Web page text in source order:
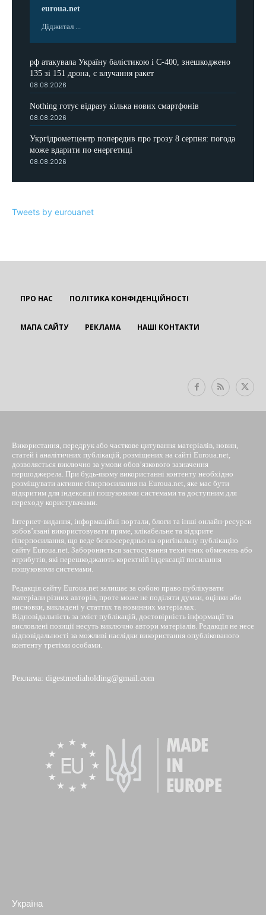
euroua.net
Діджитал ...
рф атакувала Україну балістикою і С-400, знешкоджено
135 зі 151 дрона, є влучання ракет
08.08.2026
Nothing готує відразу кілька нових смартфонів
08.08.2026
Укргідрометцентр попередив про грозу 8 серпня: погода
може вдарити по енергетиці
08.08.2026
Tweets by eurouanet
ПРО НАС ПОЛІТИКА КОНФІДЕНЦІЙНОСТІ
МАПА САЙТУ РЕКЛАМА НАШІ КОНТАКТИ
Використання, передрук або часткове цитування матеріалів, новин,
статей і аналітичних публікацій, розміщених на сайті Euroua.net,
дозволяється виключно за умови обов’язкового зазначення
першоджерела. При будь-якому використанні контенту необхідно
розміщувати активне гіперпосилання на Euroua.net, яке має бути
відкритим для індексації пошуковими системами та доступним для
переходу користувачами.
Інтернет-видання, інформаційні портали, блоги та інші онлайн-ресурси
зобов’язані використовувати пряме, клікабельне та відкрите
гіперпосилання, що веде безпосередньо на оригінальну публікацію
сайту Euroua.net. Забороняється застосування технічних обмежень або
атрибутів, які перешкоджають коректній індексації посилання
пошуковими системами.
Редакція сайту Euroua.net залишає за собою право публікувати
матеріали різних авторів, проте може не поділяти думки, оцінки або
висновки, викладені у статтях та новинних матеріалах.
Відповідальність за зміст публікацій, достовірність інформації та
висловлені позиції несуть виключно автори матеріалів. Редакція не несе
відповідальності за можливі наслідки використання опублікованого
контенту третіми особами.
Реклама: digestmediaholding@gmail.com
Україна